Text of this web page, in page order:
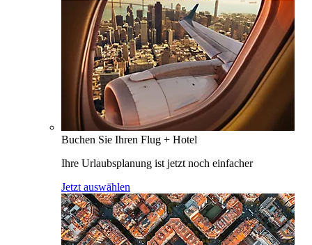
Buchen Sie Ihren Flug + Hotel
Ihre Urlaubsplanung ist jetzt noch einfacher
Jetzt auswählen